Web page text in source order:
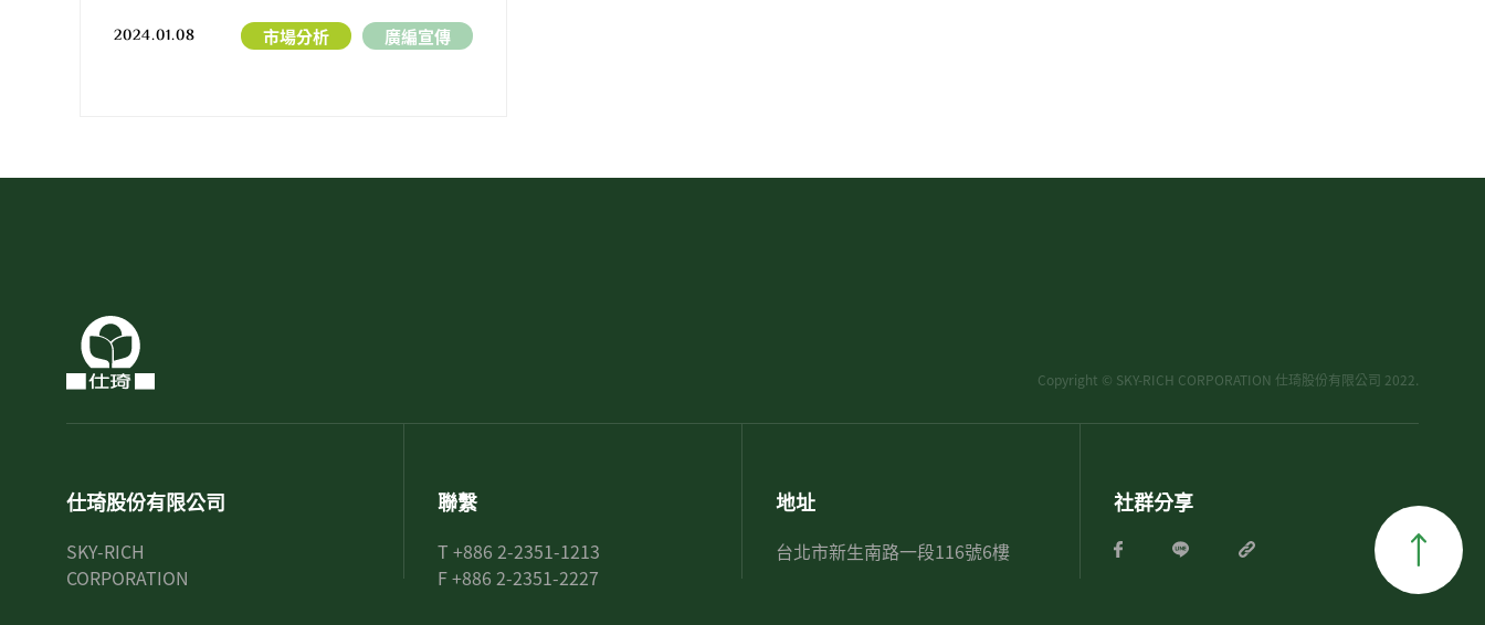
勢、飼主對主食/零食的消費行為、飼主
2024.01.08 市場分析 廣編宣傳
仕琦股份有限公司
SKY-RICH
CORPORATION
聯繫
T +886 2-2351-1213
F +886 2-2351-2227
地址
台北市新生南路一段116號6樓
社群分享
Copyright © SKY-RICH CORPORATION 仕琦股份有限公司 2022.